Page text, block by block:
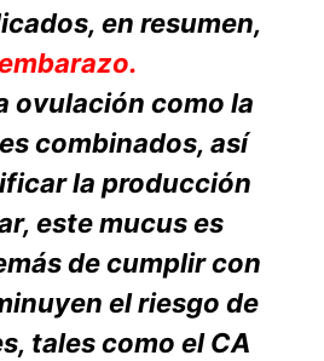
en resumen,
ovulación como la
combinados, así
la producción
este mucus es
de cumplir con
el riesgo de
tales como el CA